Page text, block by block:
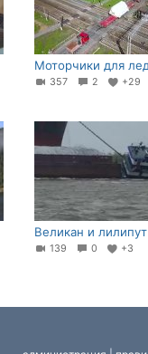
Моторчики для
357 2 +29
Великан и лилипут
139 0 +3